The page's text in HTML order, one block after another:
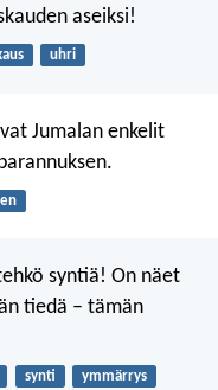
aseiksi!
uhri
Jumalan enkelit
syntiä! On näet
tiedä – tämän
synti ymmärrys